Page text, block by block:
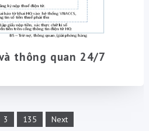
thông quan 24/7
3 135 Next